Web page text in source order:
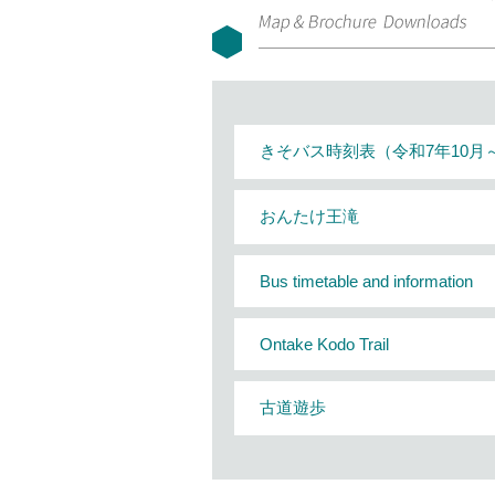
きそバス時刻表（令和7年10月
おんたけ王滝
Bus timetable and information
Ontake Kodo Trail
古道遊歩